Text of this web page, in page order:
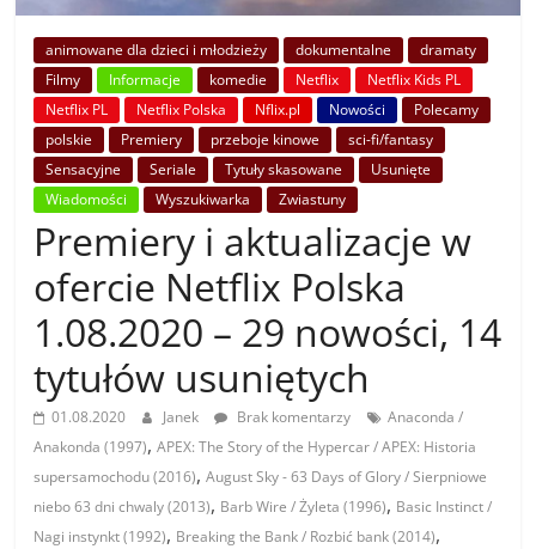
animowane dla dzieci i młodzieży dokumentalne
dramaty
Filmy
Informacje komedie Netflix
Netflix Kids PL
Netflix PL
Netflix Polska Nflix.pl Nowości
Polecamy
polskie
Premiery przeboje kinowe
sci-fi/fantasy
Sensacyjne
Seriale Tytuły skasowane
Usunięte
Wiadomości
Wyszukiwarka Zwiastuny
Premiery i aktualizacje w
ofercie Netflix Polska
1.08.2020 – 29 nowości, 14
tytułów usuniętych
01.08.2020 Janek Brak komentarzy
Anaconda /
Anakonda (1997),APEX: The Story of the Hypercar / APEX: Historia
supersamochodu (2016),August Sky - 63 Days of Glory / Sierpniowe
niebo 63 dni chwaly (2013), Barb Wire / Żyleta (1996), Basic Instinct /
Nagi instynkt (1992), Breaking the Bank / Rozbić bank (2014),